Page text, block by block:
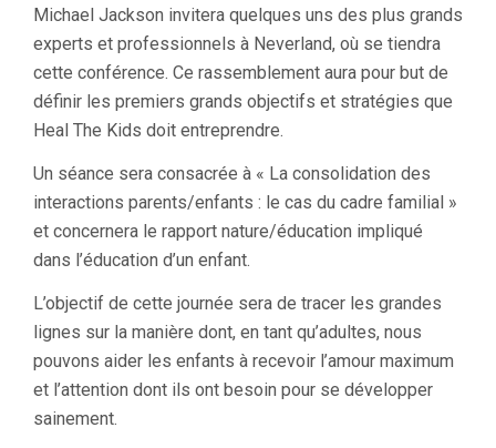
Michael Jackson invitera quelques uns des plus grands
experts et professionnels à Neverland, où se tiendra
cette conférence. Ce rassemblement aura pour but de
définir les premiers grands objectifs et stratégies que
Heal The Kids doit entreprendre.
Un séance sera consacrée à « La consolidation des
interactions parents/enfants : le cas du cadre familial »
et concernera le rapport nature/éducation impliqué
dans l’éducation d’un enfant.
L’objectif de cette journée sera de tracer les grandes
lignes sur la manière dont, en tant qu’adultes, nous
pouvons aider les enfants à recevoir l’amour maximum
et l’attention dont ils ont besoin pour se développer
sainement.